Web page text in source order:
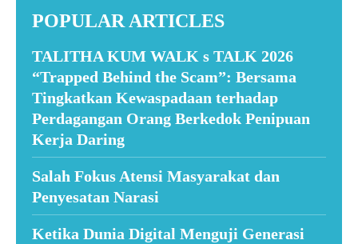
POPULAR ARTICLES
TALITHA KUM WALK s TALK 2026
“Trapped Behind the Scam”: Bersama
Tingkatkan Kewaspadaan terhadap
Perdagangan Orang Berkedok Penipuan
Kerja Daring
Salah Fokus Atensi Masyarakat dan
Penyesatan Narasi
Ketika Dunia Digital Menguji Generasi